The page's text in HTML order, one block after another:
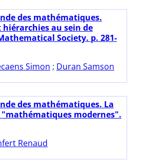
des mathématiques.
hiérarchies au sein de
Society. p. 281-
Simon ; Duran Samson
des mathématiques. La
"mathématiques modernes".
Renaud